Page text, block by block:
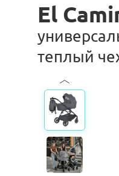
El
теплый